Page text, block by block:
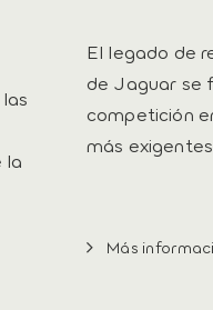
la
El legado de
de Jaguar se
competición
más
Más